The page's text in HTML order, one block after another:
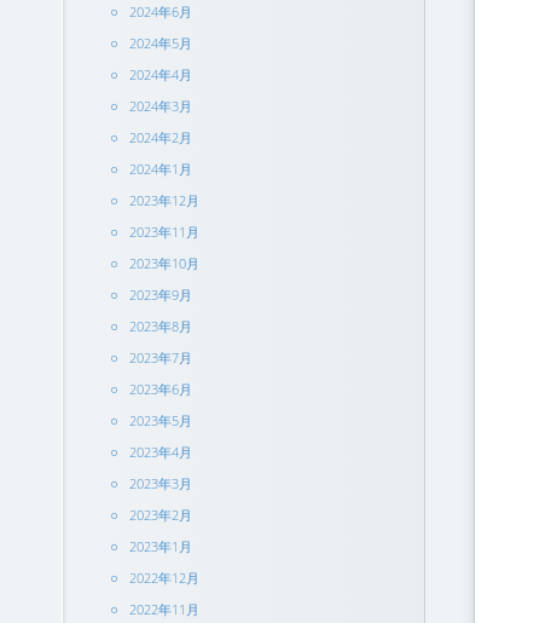
2024年6月
2024年5月
2024年4月
2024年3月
2024年2月
2024年1月
2023年12月
2023年11月
2023年10月
2023年9月
2023年8月
2023年7月
2023年6月
2023年5月
2023年4月
2023年3月
2023年2月
2023年1月
2022年12月
2022年11月